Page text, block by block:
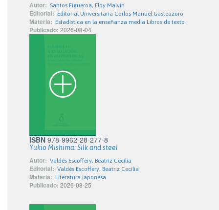
Autor: Santos Figueroa, Eloy Malvin
Editorial: Editorial Universitaria Carlos Manuel Gasteazoro
Materia: Estadística en la enseñanza media Libros de texto
Publicado: 2026-08-04
ISBN 978-9962-28-277-8
Yukio Mishima: Silk and steel
Autor: Valdés Escoffery, Beatríz Cecilia
Editorial: Valdés Escoffery, Beatriz Cecilia
Materia: Literatura japonesa
Publicado: 2026-08-25